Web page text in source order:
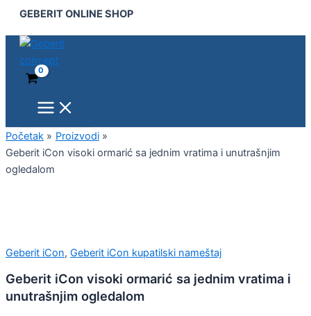
Pređi
sadržaj
GEBERIT ONLINE SHOP
Menu
Početak
Proizvodi
Geberit iCon visoki ormarić sa jednim vratima i unutrašnjim
ogledalom
Geberit iCon, Geberit iCon kupatilski nameštaj
Geberit iCon visoki ormarić sa jednim vratima i
unutrašnjim ogledalom
iCon
visoki
ormarić
jednim
unutrašnjim
ogledalom
količina